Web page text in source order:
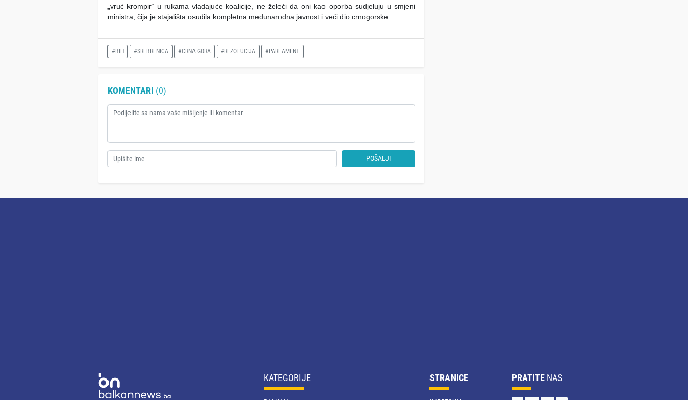
„vruć krompir“ u rukama vladajuće koalicije, ne želeći da oni kao oporba sudjeluju u smjeni
ministra, čija je stajališta osudila kompletna međunarodna javnost i veći dio crnogorske.
#BIH #SREBRENICA #CRNA GORA #REZOLUCIJA #PARLAMENT
KOMENTARI (0)
POŠALJI
KATEGORIJE STRANICE PRATITE NAS